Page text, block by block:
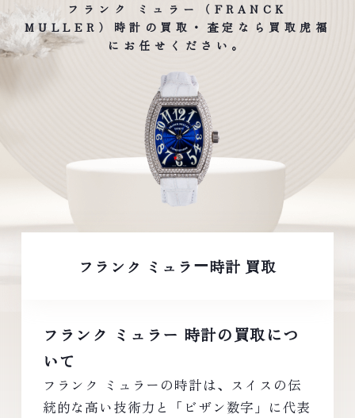
フランク ミュラー（FRANCK
MULLER）時計の買取・査定なら買取虎福
にお任せください。
フランク ミュラ ー時計 買取
フランク ミュラー 時計の買取につ
いて
フランク ミュラーの時計は、スイスの伝
統的な高い技術力と「ビザン数字」に代表